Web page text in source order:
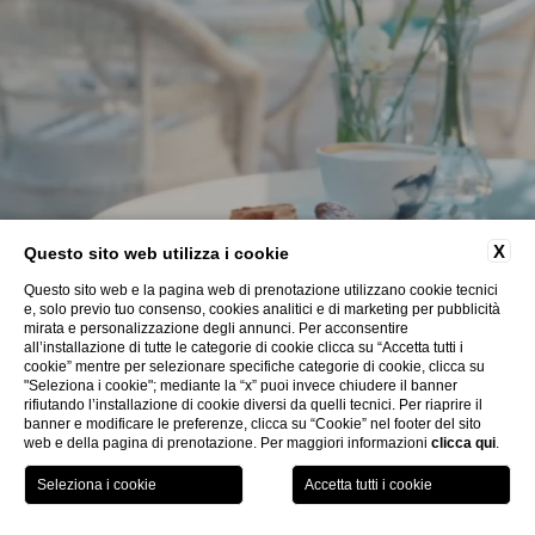
SCOPRI POSTA DONINI
PRENOTA
Modifica/Cancella prenotazione
PRENOTA
X
Questo sito web utilizza i cookie
Questo sito web e la pagina web di prenotazione utilizzano cookie tecnici
e, solo previo tuo consenso, cookies analitici e di marketing per pubblicità
mirata e personalizzazione degli annunci. Per acconsentire
all’installazione di tutte le categorie di cookie clicca su “Accetta tutti i
cookie” mentre per selezionare specifiche categorie di cookie, clicca su
"Seleziona i cookie"; mediante la “x” puoi invece chiudere il banner
rifiutando l’installazione di cookie diversi da quelli tecnici. Per riaprire il
banner e modificare le preferenze, clicca su “Cookie” nel footer del sito
web e della pagina di prenotazione. Per maggiori informazioni clicca qui.